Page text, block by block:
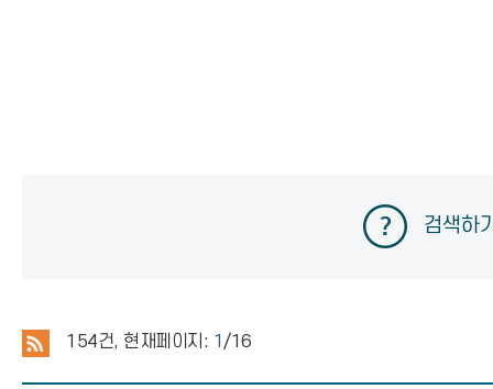
검색하
154건, 현재페이지: 1 /16